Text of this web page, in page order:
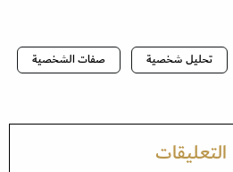
تحليل شخصية صفات الشخصية
التعليقات